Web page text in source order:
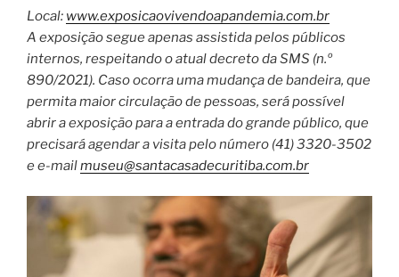
Local: www.exposicaovivendoapandemia.com.br
A exposição segue apenas assistida pelos públicos
internos, respeitando o atual decreto da SMS (n.º
890/2021). Caso ocorra uma mudança de bandeira, que
permita maior circulação de pessoas, será possível
abrir a exposição para a entrada do grande público, que
precisará agendar a visita pelo número (41) 3320-3502
e e-mailmuseu@santacasadecuritiba.com.br